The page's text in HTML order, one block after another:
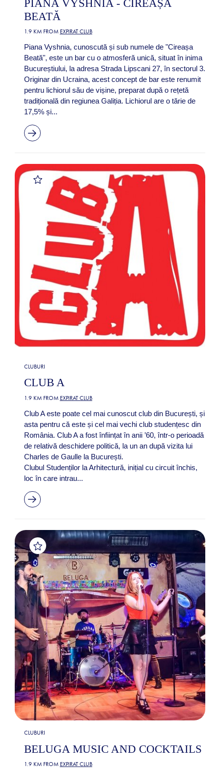
PIANA VYSHNIA - CIREAȘA
BEATĂ
1.9 KM FROM EXPIRAT CLUB
Piana Vyshnia, cunoscută și sub numele de "Cireașa
Beată", este un bar cu o atmosferă unică, situat în inima
Bucureștiului, la adresa Strada Lipscani 27, în sectorul 3.
Originar din Ucraina, acest concept de bar este renumit
pentru lichiorul său de vișine, preparat după o rețetă
tradițională din regiunea Galiția. Lichiorul are o tărie de
17,5% și...
CLUBURI
CLUB A
1.9 KM FROM EXPIRAT CLUB
Club A este poate cel mai cunoscut club din București, și
asta pentru că este și cel mai vechi club studențesc din
România. Club A a fost înființat în anii ’60, într-o perioadă
de relativă deschidere politică, la un an după vizita lui
Charles de Gaulle la București.
Clubul Studenților la Arhitectură, inițial cu circuit închis,
loc în care intrau...
CLUBURI
BELUGA MUSIC AND COCKTAILS
1.9 KM FROM EXPIRAT CLUB